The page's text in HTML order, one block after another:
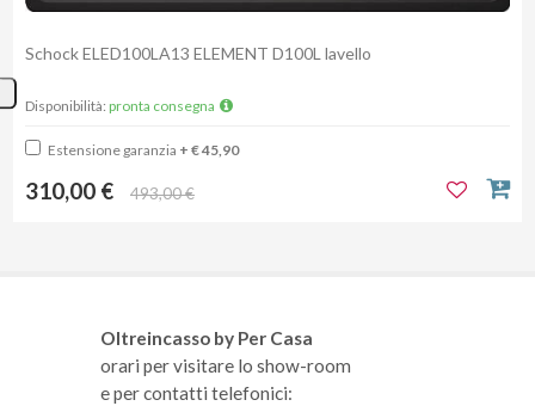
Schock ELED100LA13 ELEMENT D100L lavello
Disponibilità: pronta consegna
Estensione garanzia + € 45,90
310,00 € 493,00 €
Oltreincasso by Per Casa
orari per visitare lo show-room
e per contatti telefonici: